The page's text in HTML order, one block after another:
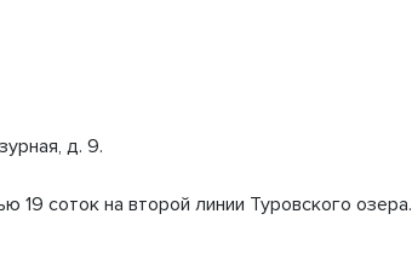
д. 9.
соток на второй линии Туровского озера.